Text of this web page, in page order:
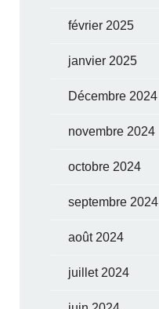
février 2025
janvier 2025
Décembre 2024
novembre 2024
octobre 2024
septembre 2024
août 2024
juillet 2024